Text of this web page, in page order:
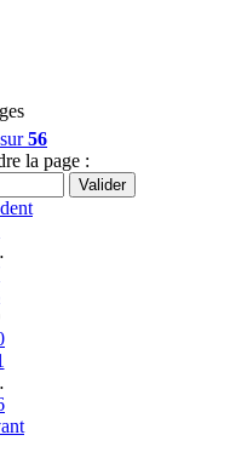
sur56
la page :